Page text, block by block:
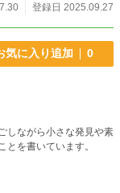
登録日 2025.09.27
気に入り追加 0
しながら小さな発見や素
を書いています。